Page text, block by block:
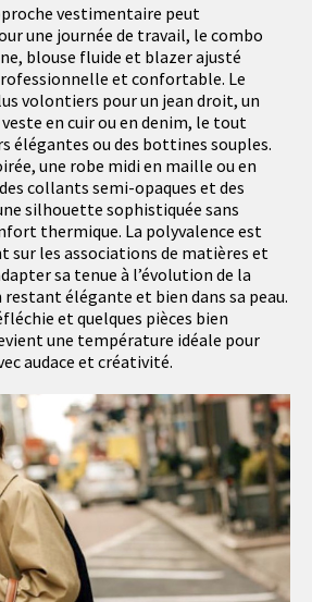
vestimentaire peut
une journée de travail, le combo
blouse fluide et blazer ajusté
et confortable. Le
volontiers pour un jean droit, un
en cuir ou en denim, le tout
élégantes ou des bottines souples.
une robe midi en maille ou en
collants semi-opaques et des
silhouette sophistiquée sans
thermique. La polyvalence est
sur les associations de matières et
sa tenue à l’évolution de la
élégante et bien dans sa peau.
et quelques pièces bien
une température idéale pour
audace et créativité.